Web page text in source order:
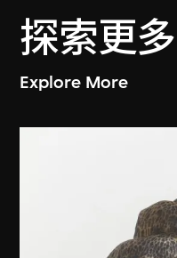
探索更多
Explore More